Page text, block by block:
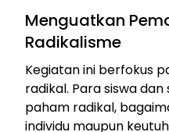
Menguatkan
Radikalisme
Kegiatan ini berfokus
radikal. Para siswa
paham radikal,
individu maupun